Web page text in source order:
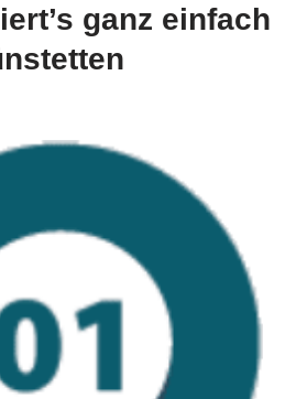
ganz einfach